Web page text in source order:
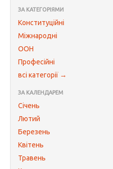
ЗА КАТЕГОРІЯМИ
Конституційні
Міжнародні
ООН
Професійні
всі категорії →
ЗА КАЛЕНДАРЕМ
Січень
Лютий
Березень
Квітень
Травень